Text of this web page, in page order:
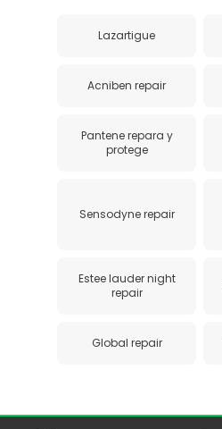
Lazartigue
Acniben repair
Pantene repara y
protege
Sensodyne repair
Estee lauder night
repair
Global repair